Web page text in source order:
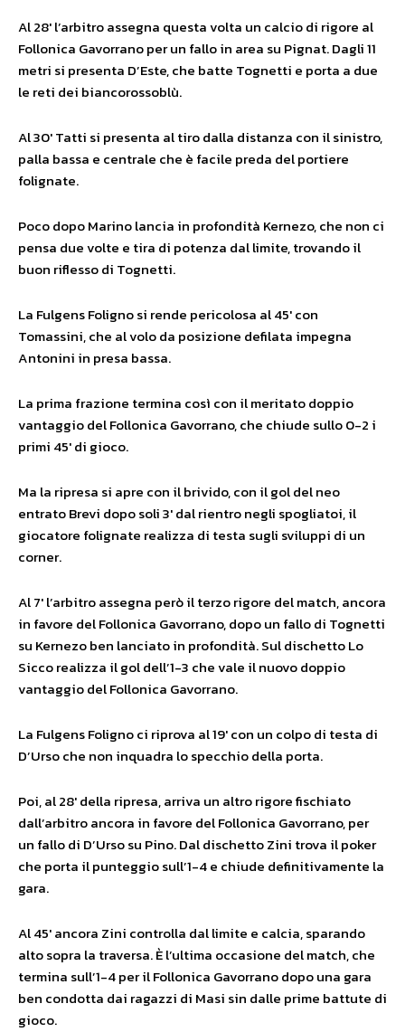
Al 28′ l’arbitro assegna questa volta un calcio di rigore al
Follonica Gavorrano per un fallo in area su Pignat. Dagli 11
metri si presenta D’Este, che batte Tognetti e porta a due
le reti dei biancorossoblù.
Al 30′ Tatti si presenta al tiro dalla distanza con il sinistro,
palla bassa e centrale che è facile preda del portiere
folignate.
Poco dopo Marino lancia in profondità Kernezo, che non ci
pensa due volte e tira di potenza dal limite, trovando il
buon riflesso di Tognetti.
La Fulgens Foligno si rende pericolosa al 45′ con
Tomassini, che al volo da posizione defilata impegna
Antonini in presa bassa.
La prima frazione termina così con il meritato doppio
vantaggio del Follonica Gavorrano, che chiude sullo 0-2 i
primi 45′ di gioco.
Ma la ripresa si apre con il brivido, con il gol del neo
entrato Brevi dopo soli 3′ dal rientro negli spogliatoi, il
giocatore folignate realizza di testa sugli sviluppi di un
corner.
Al 7′ l’arbitro assegna però il terzo rigore del match, ancora
in favore del Follonica Gavorrano, dopo un fallo di Tognetti
su Kernezo ben lanciato in profondità. Sul dischetto Lo
Sicco realizza il gol dell’1-3 che vale il nuovo doppio
vantaggio del Follonica Gavorrano.
La Fulgens Foligno ci riprova al 19′ con un colpo di testa di
D’Urso che non inquadra lo specchio della porta.
Poi, al 28′ della ripresa, arriva un altro rigore fischiato
dall’arbitro ancora in favore del Follonica Gavorrano, per
un fallo di D’Urso su Pino. Dal dischetto Zini trova il poker
che porta il punteggio sull’1-4 e chiude definitivamente la
gara.
Al 45′ ancora Zini controlla dal limite e calcia, sparando
alto sopra la traversa. È l’ultima occasione del match, che
termina sull’1-4 per il Follonica Gavorrano dopo una gara
ben condotta dai ragazzi di Masi sin dalle prime battute di
gioco.